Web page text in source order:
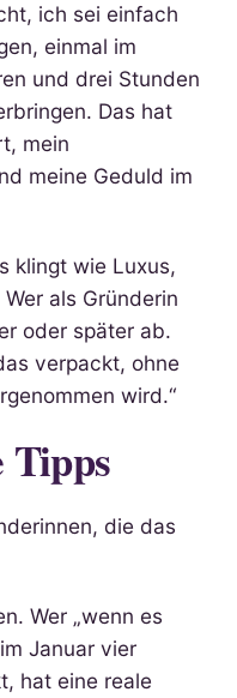
ich sei einfach
einmal im
und drei Stunden
Das hat
mein
meine Geduld im
klingt wie Luxus,
als Gründerin
oder später ab.
verpackt, ohne
wird.“
die das
Wer „wenn es
Januar vier
hat eine reale